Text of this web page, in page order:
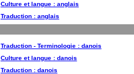
Culture et langue : anglais
Traduction : anglais
Traduction - Terminologie : danois
Culture et langue : danois
Traduction : danois